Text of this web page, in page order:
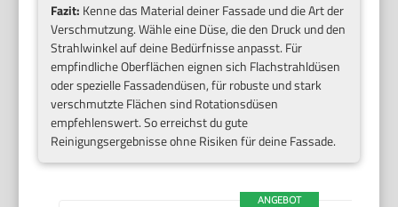
Fazit: Kenne das Material deiner Fassade und die Art der
Verschmutzung. Wähle eine Düse, die den Druck und den
Strahlwinkel auf deine Bedürfnisse anpasst. Für
empfindliche Oberflächen eignen sich Flachstrahldüsen
oder spezielle Fassadendüsen, für robuste und stark
verschmutzte Flächen sind Rotationsdüsen
empfehlenswert. So erreichst du gute
Reinigungsergebnisse ohne Risiken für deine Fassade.
ANGEBOT